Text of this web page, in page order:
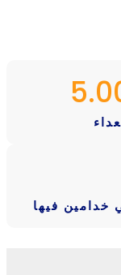
خدامين فيها